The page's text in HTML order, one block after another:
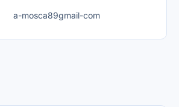
a-mosca89gmail-com